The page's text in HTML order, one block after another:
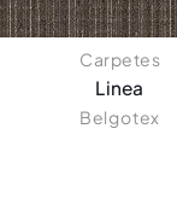
Carpetes
Linea
Belgotex